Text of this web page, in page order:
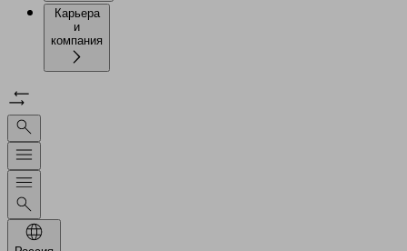
Карьера
и
компания